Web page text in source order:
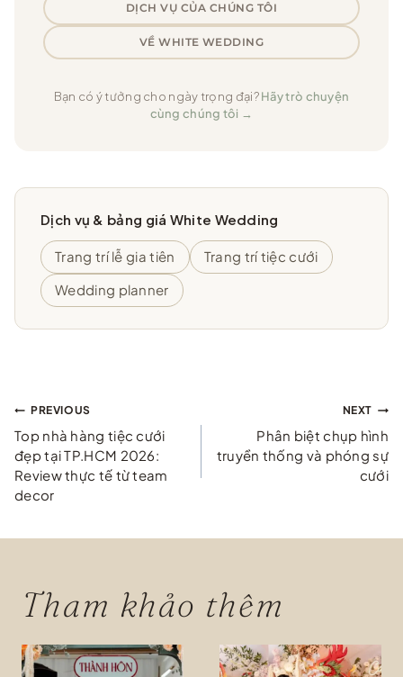
DỊCH VỤ CỦA CHÚNG TÔI
VỀ WHITE WEDDING
Bạn có ý tưởng cho ngày trọng đại?Hãy trò chuyện
cùng chúng tôi →
Dịch vụ & bảng giá White Wedding
Trang trí lễ gia tiên
Trang trí tiệc cưới
Wedding planner
Điều
hướng
bài
viết
PREVIOUS
Top nhà hàng tiệc cưới
đẹp tại TP.HCM 2026:
Review thực tế từ team
decor
NEXT
Phân biệt chụp hình
truyền thống và phóng sự
cưới
Tham khảo thêm